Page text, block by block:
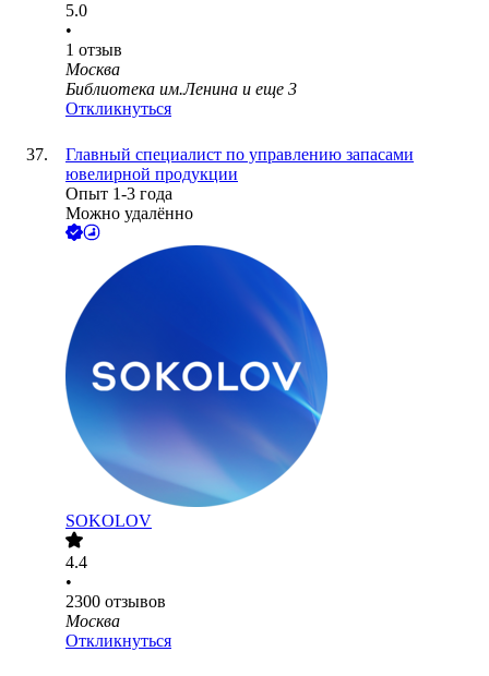
5.0
•
1 отзыв
Москва
Библиотека им.Ленина и еще 3
Откликнуться
Главный специалист по управлению запасами
ювелирной продукции
Опыт 1-3 года
Можно удалённо
SOKOLOV
4.4
•
2300 отзывов
Москва
Откликнуться